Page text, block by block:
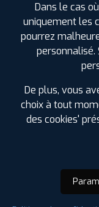
PROFIL PLUS
RUE DES FRÈRES
70100 GRAY
0384316600
HORAIRES |
3
PROFIL PLUS
|
Dans le cas
uniquement les
pourrez
De plus, vous
choix à tout
des cookies'